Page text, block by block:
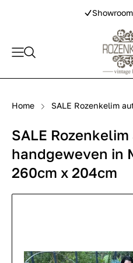
Home SALE Rozenkelim
SALE
handgeweven in
260cm x 204cm